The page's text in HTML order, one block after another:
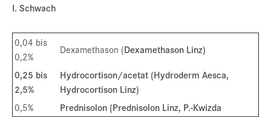
I. Schwach
0,04 bis
0,2%
Dexamethason (Dexamethason Linz)
0,25 bis
2,5%
Hydrocortison/acetat (Hydroderm Aesca,
Hydrocortison Linz)
0,5%
Prednisolon (Prednisolon Linz, P.-Kwizda